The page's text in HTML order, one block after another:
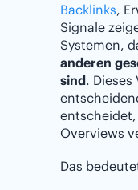
Backlinks,
Signale
Systemen,
anderen
sind. Dieses
Overviews
Das